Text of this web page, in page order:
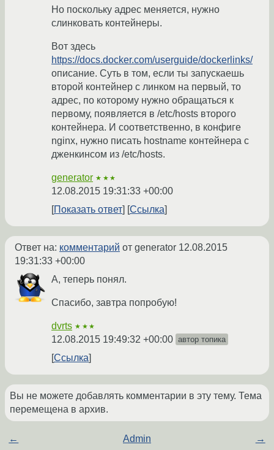
Но поскольку адрес меняется, нужно
слинковать контейнеры.
Вот здесь
https://docs.docker.com/userguide/dockerlinks/
описание. Суть в том, если ты запускаешь
второй контейнер с линком на первый, то
адрес, по которому нужно обращаться к
первому, появляется в /etc/hosts второго
контейнера. И соответственно, в конфиге
nginx, нужно писать hostname контейнера с
дженкинсом из /etc/hosts.
generator ★★★
12.08.2015 19:31:33 +00:00
Показать ответ
Ссылка
Ответ на: комментарий от generator 12.08.2015
19:31:33 +00:00
А, теперь понял.
Спасибо, завтра попробую!
dvrts ★★★
12.08.2015 19:49:32 +00:00 автор топика
Ссылка
Вы не можете добавлять комментарии в эту тему. Тема
перемещена в архив.
← Admin →